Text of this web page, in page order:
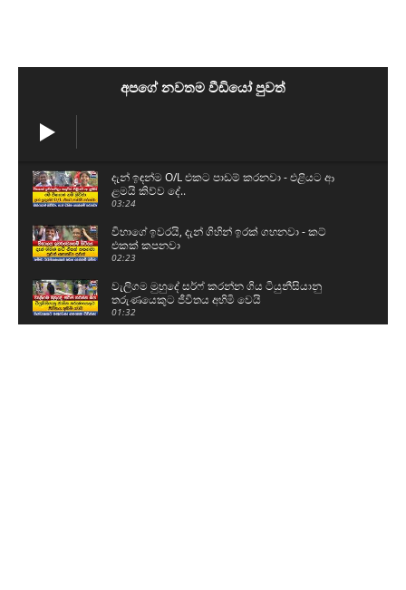
අපගේ නවතම වීඩියෝ පුවත්
දැන් ඉඳන්ම O/L එකට පාඩම් කරනවා - එළියට ආ
ළමයි කිව්ව දේ..
03:24
විභාගේ ඉවරයි, දැන් ගිහින් ඉරක් ගහනවා - කට්
එකක් කපනවා
02:23
වැලිගම මුහුදේ සර්ෆ් කරන්න ගිය ටියුනීසියානු
තරුණයෙකුට ජීවිතය අහිමි වෙයි
01:32